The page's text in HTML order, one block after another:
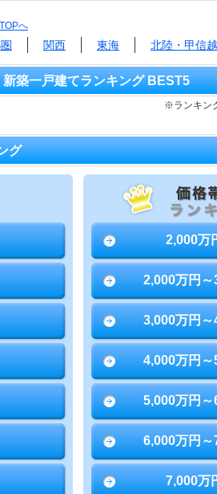
へ
関西 東海 北陸・甲信越
築一戸建てランキング BEST5
※ランキン
グ
2,000万
2,000万円
3,000万円
4,000万円
5,000万円
6,000万円
7,000万